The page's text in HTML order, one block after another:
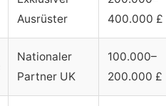
Ausrüster
400.000 £
Nationaler
Partner UK
100.000–
200.000 £